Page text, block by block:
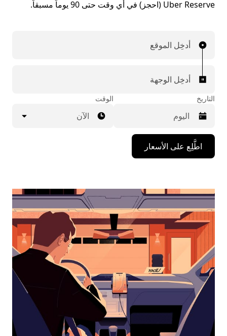
Uber Reserve (احجز) في أي وقت حتى 90 يوماً مسبقاً.
أدخِل الموقع
أدخِل الوجهة
التاريخ
اضغط
على
مفتاح
للأسفل
لاستخدام
التقويم
التاريخ.
اضغط
على
زر
الخروج
لإغلاق
التقويم.
الوقت
الآن
اطَّلِع على الأسعار